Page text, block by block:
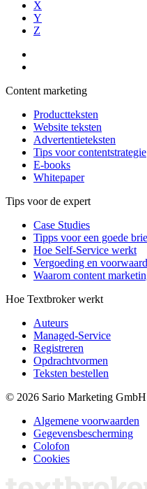
X
Y
Z
Content marketing
Productteksten
Website teksten
Advertentieteksten
Tips voor contentstrategie
E-books
Whitepaper
Tips voor de expert
Case Studies
Tipps voor een goede
Hoe Self-Service werkt
Vergoeding en
Waarom content
Hoe Textbroker werkt
Auteurs
Managed-Service
Registreren
Opdrachtvormen
Teksten bestellen
© 2026 Sario Marketing GmbH
Algemene voorwaarden
Gegevensbescherming
Colofon
Cookies